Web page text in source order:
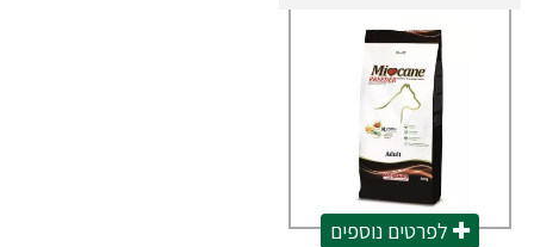
לפרטים נוספים